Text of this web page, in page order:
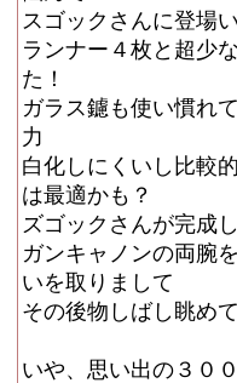
スゴックさんに登場
ランナー４枚と超少
た！
ガラス鑢も使い慣れ
力
白化しにくいし比較
は最適かも？
ズゴックさんが完成
ガンキャノンの両腕
いを取りまして
その後物しばし眺め
いや、思い出の３０